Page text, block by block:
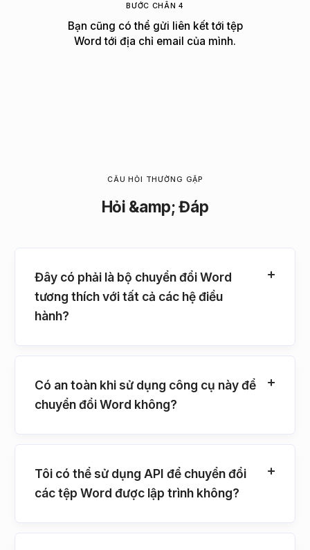
BƯỚC CHÂN 4
Bạn cũng có thể gửi liên kết tới tệp
Word tới địa chỉ email của mình.
CÂU HỎI THƯỜNG GẶP
Hỏi &amp; Đáp
Đây có phải là bộ chuyển đổi Word
tương thích với tất cả các hệ điều
hành?
Có an toàn khi sử dụng công cụ này để
chuyển đổi Word không?
Tôi có thể sử dụng API để chuyển đổi
các tệp Word được lập trình không?